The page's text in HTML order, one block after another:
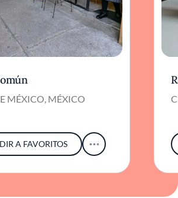
MÉXICO, MÉXICO
A FAVORITOS